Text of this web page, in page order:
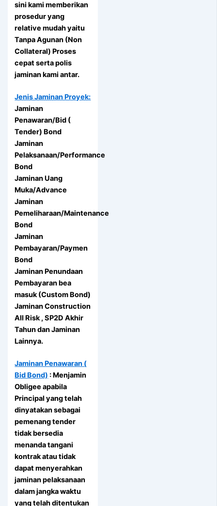
sini kami memberikan
prosedur yang
relative mudah yaitu
Tanpa Agunan (Non
Collateral) Proses
cepat serta polis
jaminan kami antar.
Jenis Jaminan Proyek:
Jaminan
Penawaran/Bid (
Tender) Bond
Jaminan
Pelaksanaan/Performance
Bond
Jaminan Uang
Muka/Advance
Jaminan
Pemeliharaan/Maintenance
Bond
Jaminan
Pembayaran/Paymen
Bond
Jaminan Penundaan
Pembayaran bea
masuk (Custom Bond)
Jaminan Construction
All Risk , SP2D Akhir
Tahun dan Jaminan
Lainnya.
Jaminan Penawaran (
Bid Bond) : Menjamin
Obligee apabila
Principal yang telah
dinyatakan sebagai
pemenang tender
tidak bersedia
menanda tangani
kontrak atau tidak
dapat menyerahkan
jaminan pelaksanaan
dalam jangka waktu
yang telah ditentukan